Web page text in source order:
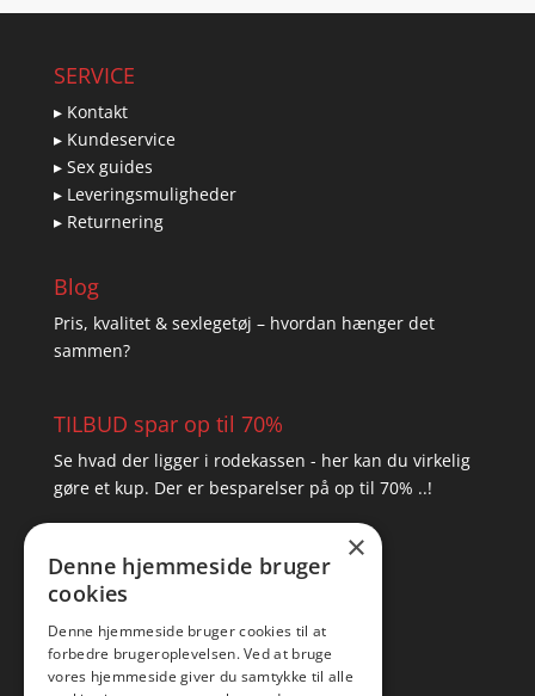
SERVICE
▸ Kontakt
▸ Kundeservice
▸ Sex guides
▸ Leveringsmuligheder
▸ Returnering
Blog
Pris, kvalitet & sexlegetøj – hvordan hænger det
sammen?
TILBUD spar op til 70%
Se hvad der ligger i rodekassen - her kan du virkelig
gøre et kup. Der er besparelser på op til 70% ..!
Tlf: 7876 8672
Mail: hej@amare.dk
×
Denne hjemmeside bruger
cookies
Denne hjemmeside bruger cookies til at
forbedre brugeroplevelsen. Ved at bruge
vores hjemmeside giver du samtykke til alle